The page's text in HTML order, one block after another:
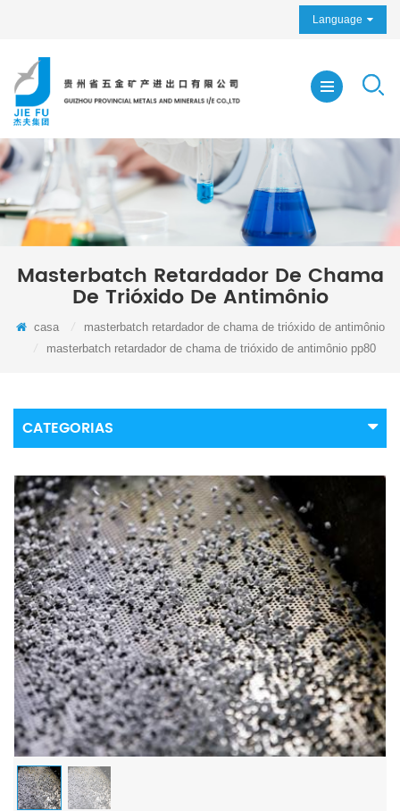
Language
Masterbatch Retardador De Chama
De Trióxido De Antimônio
casa
masterbatch retardador de chama de trióxido de antimônio
masterbatch retardador de chama de trióxido de antimônio pp80
CATEGORIAS